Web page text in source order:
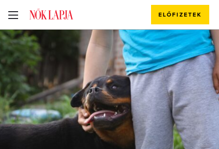
ELŐFIZETEK